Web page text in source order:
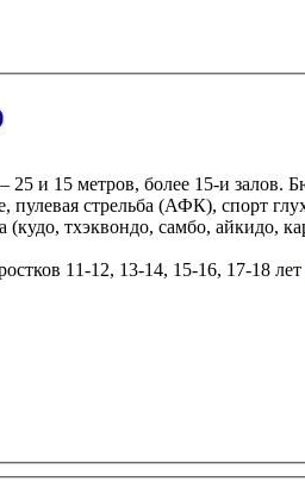
25 и 15 метров, более 15-и
пулевая стрельба (АФК),
тхэквондо, самбо, айкидо,
11-12, 13-14, 15-16, 17-18 лет